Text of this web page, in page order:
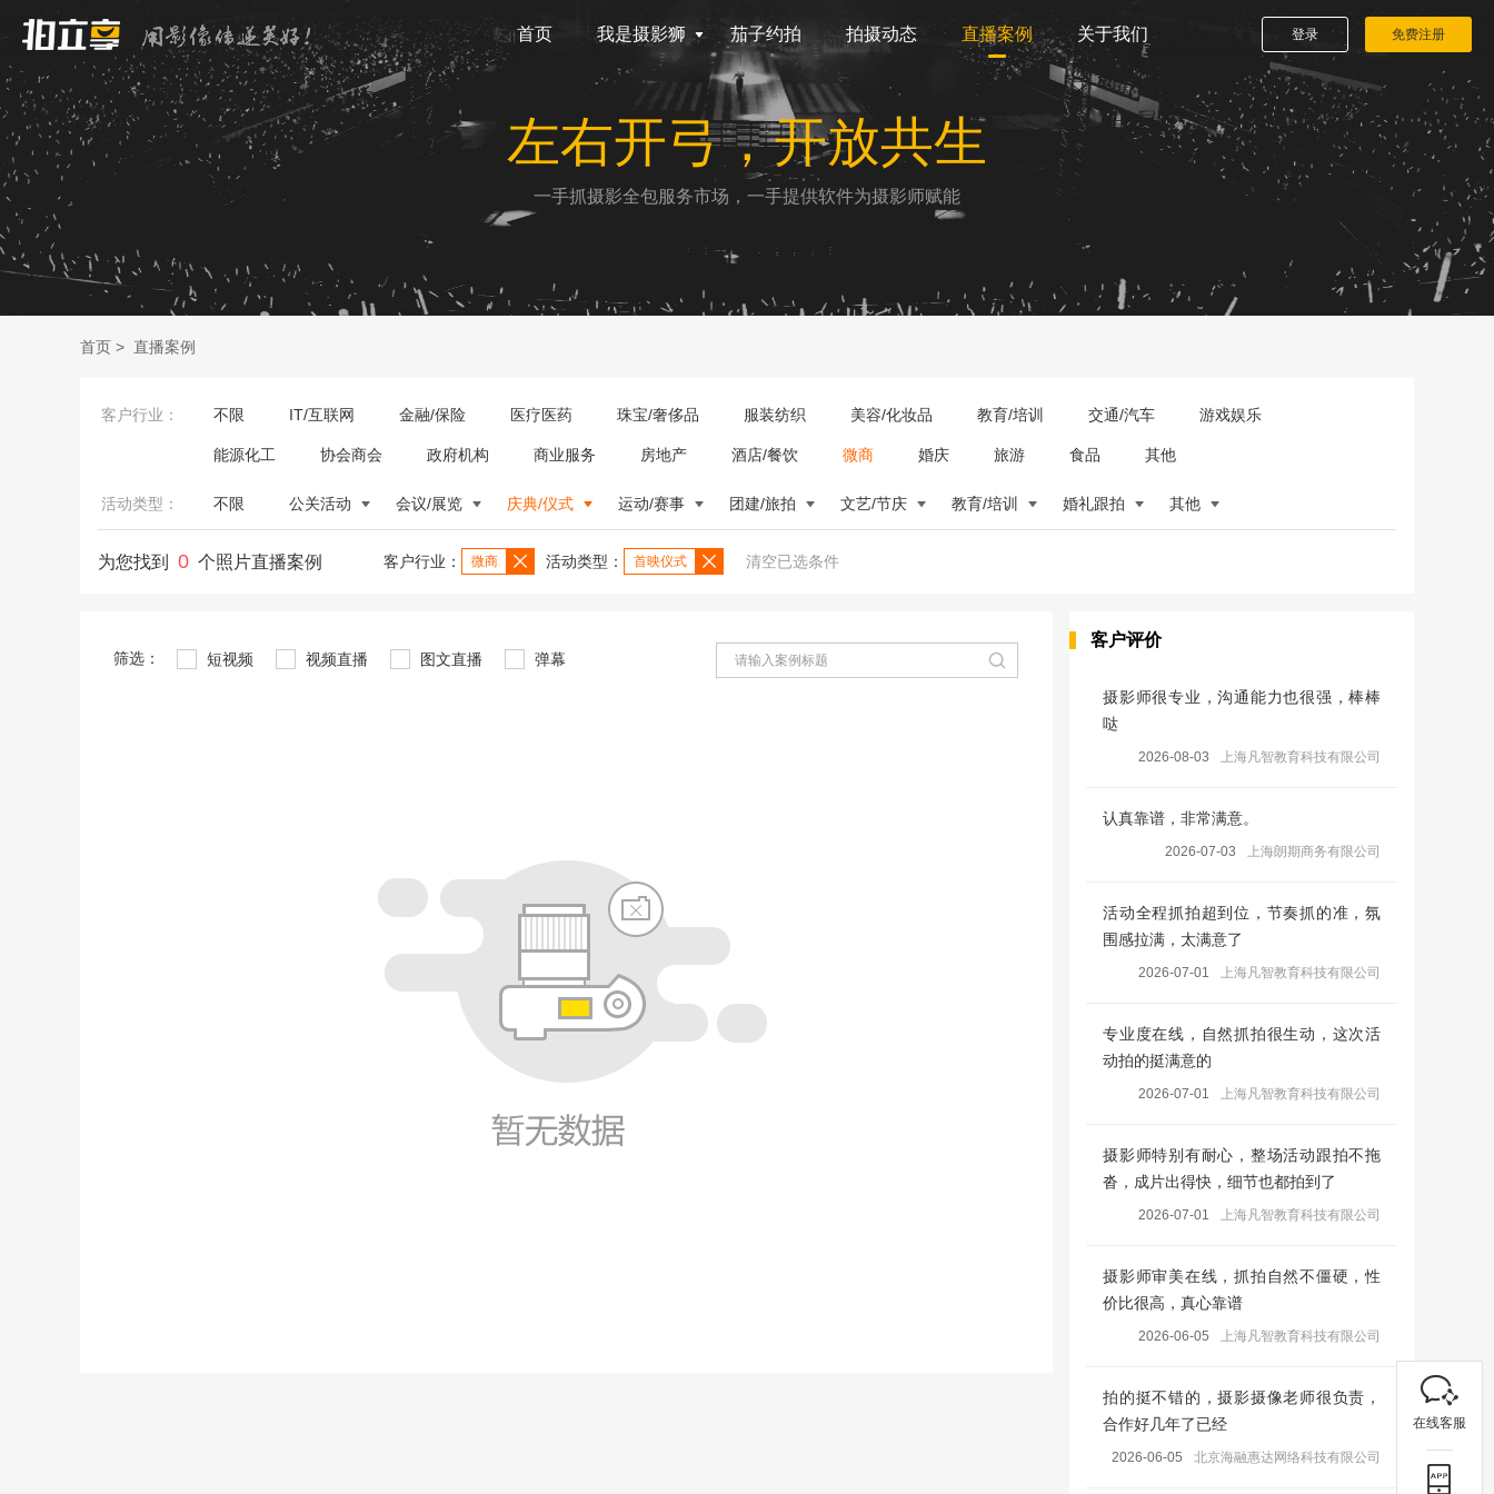
首页 我是摄影狮 茄子约拍 拍摄动态 直播案例 关于我们 登录 免费注册
左右开弓，开放共生
一手抓摄影全包服务市场，一手提供软件为摄影师赋能
首页 > 直播案例
客户行业： 不限 IT/互联网 金融/保险 医疗医药 珠宝/奢侈品 服装纺织 美容/化妆品 教育/培训 交通/汽车 游戏娱乐
能源化工 协会商会 政府机构 商业服务 房地产 酒店/餐饮 微商 婚庆 旅游 食品 其他
活动类型： 不限 公关活动 会议/展览 庆典/仪式 运动/赛事 团建/旅拍 文艺/节庆 教育/培训 婚礼跟拍 其他
为您找到 0 个照片直播案例 客户行业： 微商 活动类型： 首映仪式 清空已选条件
筛选： 短视频 视频直播 图文直播 弹幕
客户评价
摄影师很专业，沟通能力也很强，棒棒
哒
2026-08-03 上海凡智教育科技有限公司
认真靠谱，非常满意。
2026-07-03 上海朗期商务有限公司
活动全程抓拍超到位，节奏抓的准，氛
围感拉满，太满意了
2026-07-01 上海凡智教育科技有限公司
专业度在线，自然抓拍很生动，这次活
动拍的挺满意的
2026-07-01 上海凡智教育科技有限公司
摄影师特别有耐心，整场活动跟拍不拖
沓，成片出得快，细节也都拍到了
2026-07-01 上海凡智教育科技有限公司
摄影师审美在线，抓拍自然不僵硬，性
价比很高，真心靠谱
2026-06-05 上海凡智教育科技有限公司
拍的挺不错的，摄影摄像老师很负责，
合作好几年了已经
2026-06-05 北京海融惠达网络科技有限公司
在线客服